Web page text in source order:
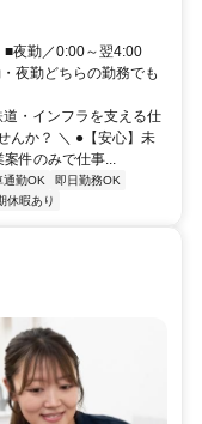
夜勤／0:00～翌4:00
夜勤どちらの勤務でも
・インフラを支える仕
んか？ ＼ ●【安心】未
件のみで仕事...
通勤OK
即日勤務OK
休暇あり